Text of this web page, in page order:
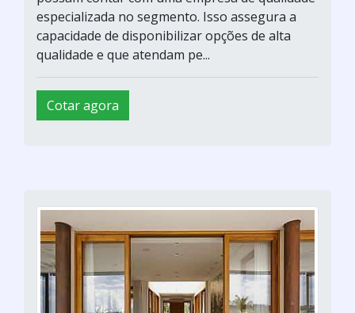
especializada no segmento. Isso assegura a
capacidade de disponibilizar opções de alta
qualidade e que atendam pe...
Cotar agora